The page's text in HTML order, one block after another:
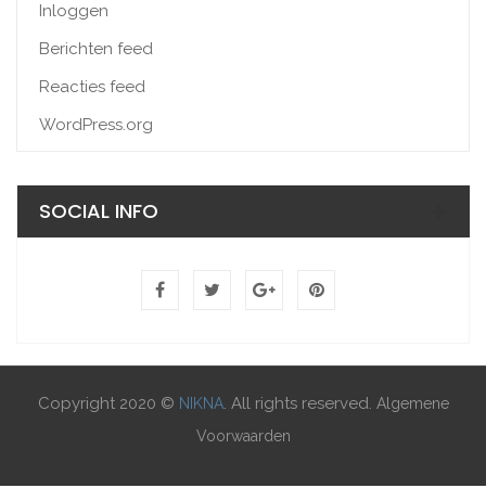
Inloggen
Berichten feed
Reacties feed
WordPress.org
SOCIAL INFO
Copyright 2020 © NIKNA. All rights reserved. Algemene
Voorwaarden